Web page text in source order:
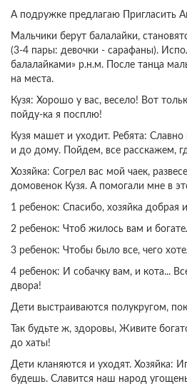
А подружке предлагаю Пригласить
Мальчики берут балалайки,
(3-4 пары: девочки - сарафаны).
балалайками» р.н.м. После танца
на места.
Кузя: Хорошо у вас, весело! Вот
пойду-ка я посплю!
Кузя машет и уходит. Ребята:
и до дому. Пойдем, все расскажем,
Хозяйка: Согрел вас мой чаек,
домовенок Кузя. А помогали мне в
1 ребенок: Спасибо, хозяйка добрая
2 ребенок: Чтоб жилось вам и
3 ребенок: Чтобы было все, чего
4 ребенок: И собачку вам, и кота...
двора!
Дети выстраиваются полукругом,
Так будьте ж, здоровы, Живите
до хаты!
Дети кланяются и уходят. Хозяйка:
будешь. Славится наш народ